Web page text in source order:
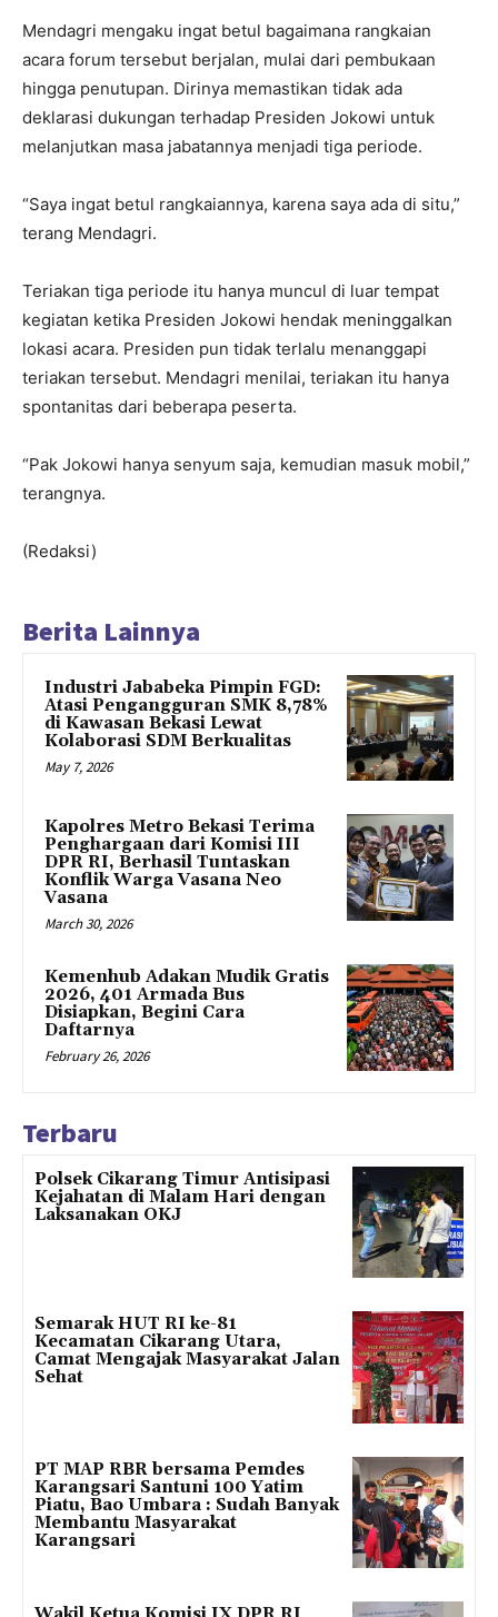
Mendagri mengaku ingat betul bagaimana rangkaian
acara forum tersebut berjalan, mulai dari pembukaan
hingga penutupan. Dirinya memastikan tidak ada
deklarasi dukungan terhadap Presiden Jokowi untuk
melanjutkan masa jabatannya menjadi tiga periode.
“Saya ingat betul rangkaiannya, karena saya ada di situ,”
terang Mendagri.
Teriakan tiga periode itu hanya muncul di luar tempat
kegiatan ketika Presiden Jokowi hendak meninggalkan
lokasi acara. Presiden pun tidak terlalu menanggapi
teriakan tersebut. Mendagri menilai, teriakan itu hanya
spontanitas dari beberapa peserta.
“Pak Jokowi hanya senyum saja, kemudian masuk mobil,”
terangnya.
(Redaksi)
Berita Lainnya
Industri Jababeka Pimpin FGD:
Atasi Pengangguran SMK 8,78%
di Kawasan Bekasi Lewat
Kolaborasi SDM Berkualitas
May 7, 2026
Kapolres Metro Bekasi Terima
Penghargaan dari Komisi III
DPR RI, Berhasil Tuntaskan
Konflik Warga Vasana Neo
Vasana
March 30, 2026
Kemenhub Adakan Mudik Gratis
2026, 401 Armada Bus
Disiapkan, Begini Cara
Daftarnya
February 26, 2026
Terbaru
Polsek Cikarang Timur Antisipasi
Kejahatan di Malam Hari dengan
Laksanakan OKJ
Semarak HUT RI ke-81
Kecamatan Cikarang Utara,
Camat Mengajak Masyarakat Jalan
Sehat
PT MAP RBR bersama Pemdes
Karangsari Santuni 100 Yatim
Piatu, Bao Umbara : Sudah Banyak
Membantu Masyarakat
Karangsari